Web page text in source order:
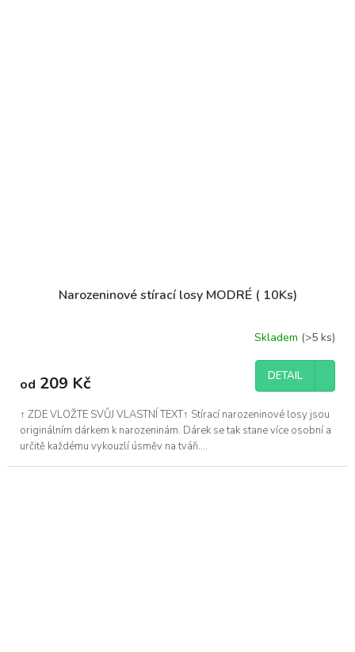
Narozeninové stírací losy MODRÉ ( 10Ks)
je
z
5
hvězdiček.
Skladem (>5 ks)
od 209 Kč DETAIL
↑ ZDE VLOŽTE SVŮJ VLASTNÍ TEXT↑ Stírací narozeninové losy jsou
originálním dárkem k narozeninám. Dárek se tak stane více osobní a
určitě každému vykouzlí úsměv na tváři....